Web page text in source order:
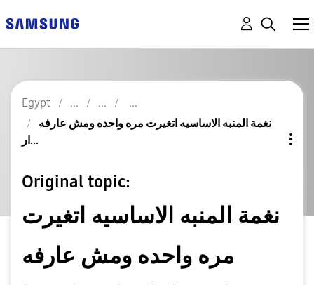
Egypt
نغمة المنبه الاساسيه اتغيرت مره واحده ومش عارفه
ار...
Original topic:
نغمة المنبه الاساسيه اتغيرت
مره واحده ومش عارفه